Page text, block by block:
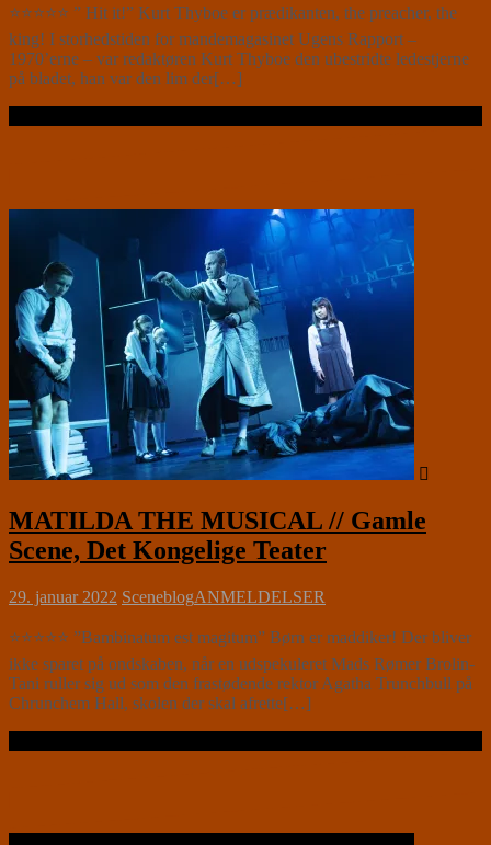
⭐⭐⭐⭐⭐ ” Hit it!” Kurt Thyboe er prædikanten, the preacher, the
king! I storhedstiden for mandemagasinet Ugens Rapport –
1970’erne – var redaktøren Kurt Thyboe den ubestridte ledestjerne
på bladet, han var den lim der[…]
MATILDA THE MUSICAL // Gamle
Scene, Det Kongelige Teater
29. januar 2022 SceneblogANMELDELSER
⭐⭐⭐⭐⭐ ”Bambinatum est magitum” Børn er maddiker! Der bliver
ikke sparet på ondskaben, når en udspekuleret Mads Rømer Brolin-
Tani ruller sig ud som den frastødende rektor Agatha Trunchbull på
Chrunchem Hall, skolen der skal afrette[…]